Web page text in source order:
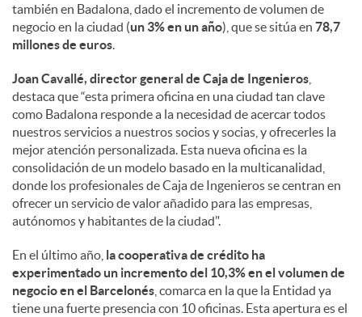
e
s
también en Badalona, dado el incremento de volumen de
negocio en la ciudad (un 3% en un año), que se sitúa en 78,7
millones de euros.
Joan Cavallé, director general de Caja de Ingenieros
destaca que “esta primera oficina en una ciudad tan clave
como Badalona responde a la necesidad de acercar todos
nuestros servicios a nuestros socios y socias, y ofrecerles la
mejor atención personalizada. Esta nueva oficina es la
consolidación de un modelo basado en la multicanalidad,
donde los profesionales de Caja de Ingenieros se centran en
ofrecer un servicio de valor añadido para las empresas,
autónomos y habitantes de la ciudad".
En el último año, la cooperativa de crédito ha
experimentado un incremento del 10,3% en el volumen de
negocio en el Barcelonés , comarca en la que la Entidad ya
tiene una fuerte presencia con 10 oficinas. Esta apertura es el